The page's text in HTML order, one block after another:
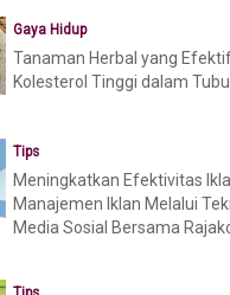
Gaya Hidup
Tanaman Herbal yang
Kolesterol Tinggi dalam
Tips
Meningkatkan Efektivitas
Manajemen Iklan Melalui
Media Sosial Bersama